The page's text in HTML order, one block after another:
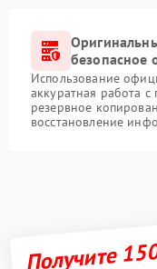
безопасное
Использование
аккуратная работа
резервное
восстановление
Получите